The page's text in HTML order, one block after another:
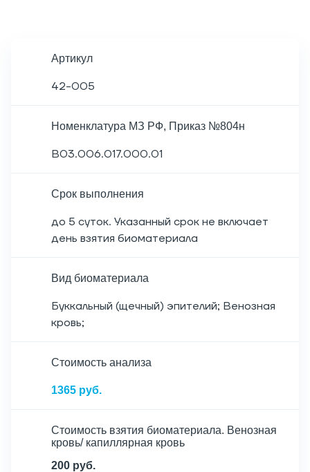
Артикул
42-005
Номенклатура МЗ РФ, Приказ №804н
B03.006.017.000.01
Срок выполнения
до 5 суток. Указанный срок не включает
день взятия биоматериала
Вид биоматериала
Буккальный (щечный) эпителий; Венозная
кровь;
Cтоимость анализа
1365 руб.
Стоимость взятия биоматериала. Венозная
кровь/ капиллярная кровь
200 руб.